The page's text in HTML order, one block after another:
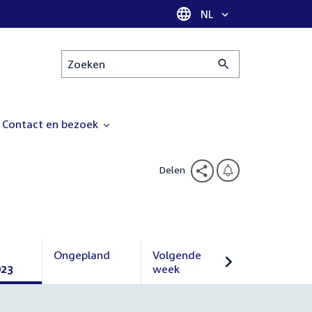
Taal selectie
NL
Zoeken
Contact en bezoek
Delen
Ongepland
Volgende
week
Volgende